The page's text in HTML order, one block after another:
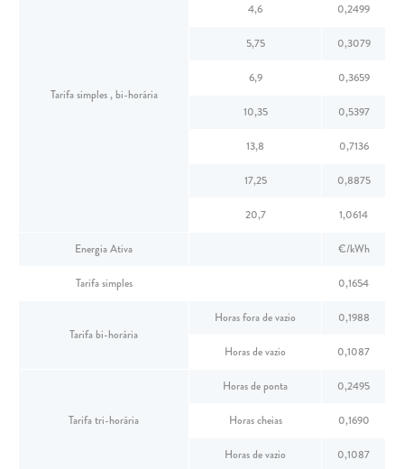
Tarifa simples , bi-horária
4,6 0,2499
5,75 0,3079
6,9 0,3659
10,35 0,5397
13,8 0,7136
17,25 0,8875
20,7 1,0614
Energia Ativa €/kWh
Tarifa simples 0,1654
Tarifa bi-horária
Horas fora de vazio 0,1988
Horas de vazio 0,1087
Tarifa tri-horária
Horas de ponta 0,2495
Horas cheias 0,1690
Horas de vazio 0,1087